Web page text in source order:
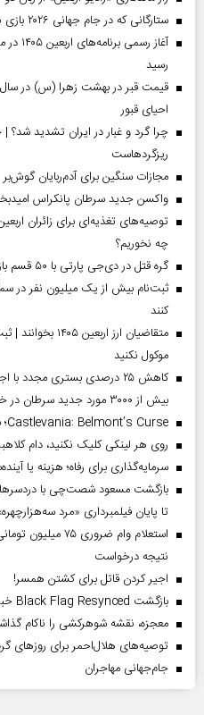
ستارگانی که در جام جهانی ۲۰۲۶ بازی نکردند
رسید
احیای قبور
چرا گرد و غبار در ایران تشدید شد؟ |
ریزگردهاست
مجازات سنگین برای آدم‌ربایان گوش‌بر
واکسن جدید سرطان پانکراس
چه نخوریم؟
گره قتل در دی‌جی پارتی با ۵۰ قسم باز می‌شود
ثبت‌نام بیش از یک میلیون نفر در
کنند
متقاضیان ارز
موکول نکنید
کاهش ۲۵ درصدی بستری مجدد
بیش از ۳۰۰۰ مورد جدید سرطان در خانواده بیماران
Castlevania: Belmont’s Curse؛ بازگشت باشکوه شکارچیان خون‌آشام
روی هر لینکی کلیک نکنید، دام
سرمایه‌گذاری برای رفاه؛ هزینه یا
بازگشت مسعود شصت‌چی با دردسر‌های
تا پایان فیلمبرداری «مرد
استعلام وام
نتیجه درخواست
اجیر کردن قاتل برای کشتن همسر!
بازگشت Black Flag Resynced خبری جذاب برای دوستداران بازی
معجزه، نقشه شوهرکشی را ناکام
توصیه‌های هلال‌احمر برای روز‌های
جام‌جهانی مهاجران